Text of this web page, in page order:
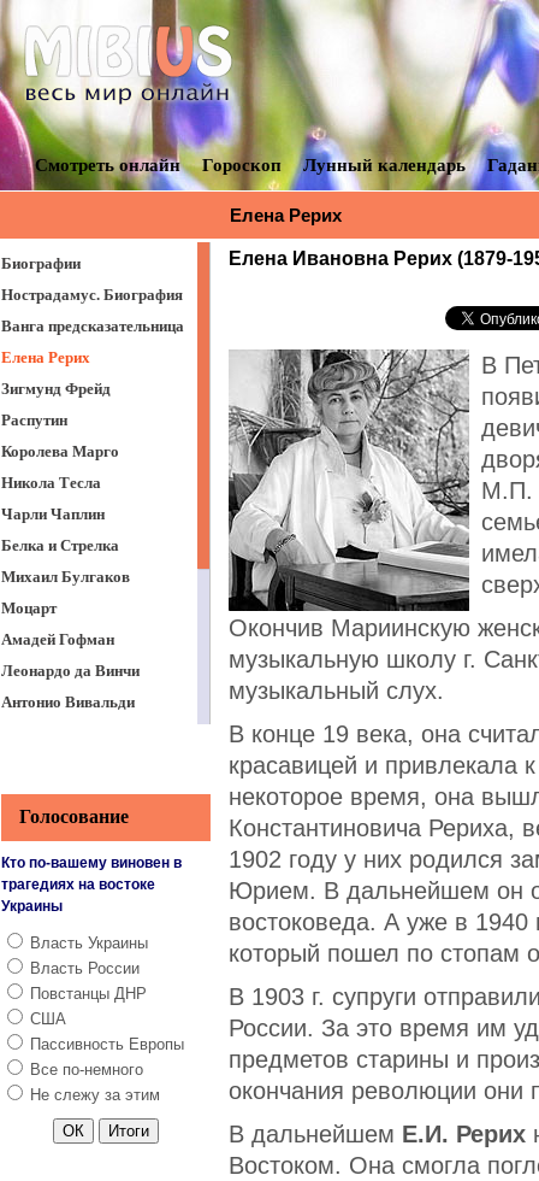
Смотреть онлайн Гороскоп Лунный календарь
Елена Рерих
Елена Ивановна Рерих (1879-
В
М.П.
Окончив Мариинскую
музыкальную школу г.
музыкальный слух.
В конце 19 века, она
красавицей и привлекала
некоторое время, она
Константиновича Рериха,
1902 году у них родился
Юрием. В дальнейшем он
востоковеда. А уже в
который пошел по стопам
В 1903 г. супруги
России. За это время им
предметов старины и
окончания революции они
В дальнейшем Е.И. Рерих
Востоком. Она смогла
Биографии
Нострадамус. Биография
Ванга предсказательница
Елена Рерих
Зигмунд Фрейд
Распутин
Королева Марго
Никола Тесла
Чарли Чаплин
Белка и Стрелка
Михаил Булгаков
Моцарт
Амадей Гофман
Леонардо да Винчи
Антонио Вивальди
Герберт Уэллс
Илья Муромец
Дон Жуан
Княжна Тараканова
Голосование
Кто по-вашему виновен в
трагедиях на востоке
Украины
Власть Украины
Власть России
Повстанцы ДНР
США
Пассивность Европы
Все по-немного
Не слежу за этим